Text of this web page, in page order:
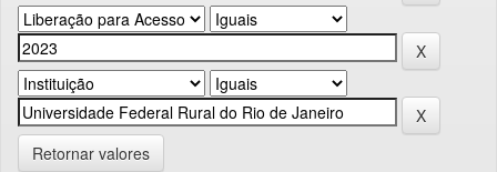
Retornar valores